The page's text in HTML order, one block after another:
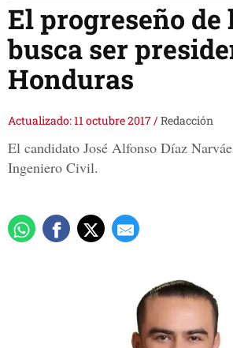
El progreseño de
busca ser
Honduras
Actualizado: 11 octubre 2017/Redacción
El candidato José Alfonso Díaz
Ingeniero Civil.